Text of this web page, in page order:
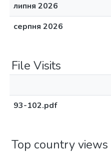
липня 2026
серпня 2026
File Visits
93-102.pdf
Top country views